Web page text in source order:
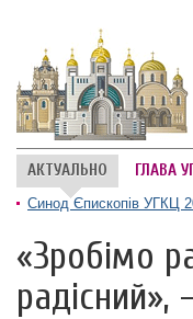
АКТУАЛЬНО ГЛАВА
Синод Єпископів УГКЦ
«Зробімо
радісний»,